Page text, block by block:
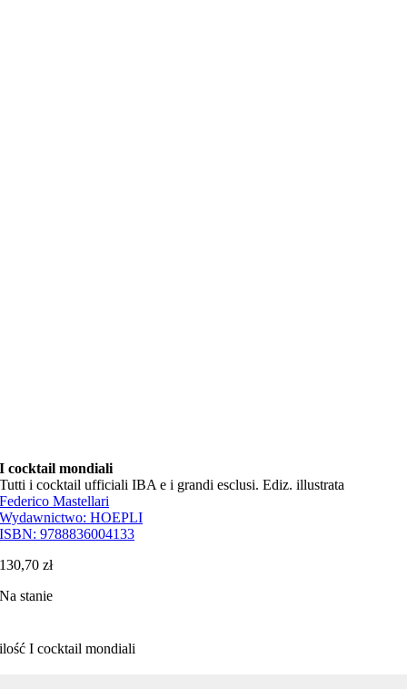
I cocktail mondiali
Tutti i cocktail ufficiali IBA e i grandi esclusi. Ediz. illustrata
Federico Mastellari
Wydawnictwo:HOEPLI
ISBN:9788836004133
130,70zł
Na stanie
ilość I cocktail mondiali